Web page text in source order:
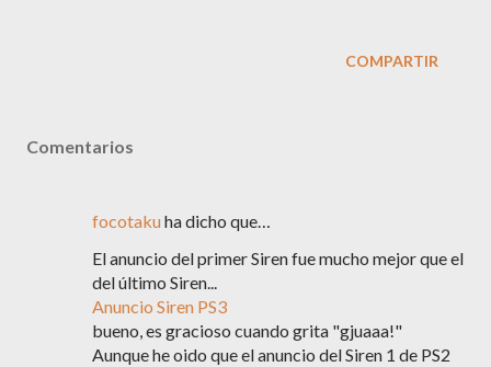
COMPARTIR
Comentarios
focotakuha dicho que…
El anuncio del primer Siren fue mucho mejor que el
del último Siren...
Anuncio Siren PS3
bueno, es gracioso cuando grita "gjuaaa!"
Aunque he oido que el anuncio del Siren 1 de PS2